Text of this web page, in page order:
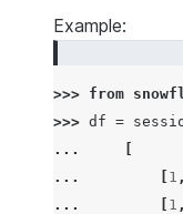
Example:
>>> from
>>> df =
...
...
1 ,
...
1 ,